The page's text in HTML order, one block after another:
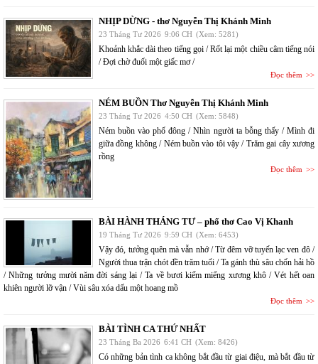
NHỊP DỪNG - thơ Nguyễn Thị Khánh Minh
23 Tháng Tư 2026 9:06 CH (Xem: 5281)
Khoảnh khắc dài theo tiếng gọi / Rốt lại một chiều câm tiếng nói
/ Đợi chờ đuối một giấc mơ /
Đọc thêm
NÉM BUỒN Thơ Nguyễn Thị Khánh Minh
23 Tháng Tư 2026 4:50 CH (Xem: 5848)
Ném buồn vào phố đông / Nhìn người ta bỗng thấy / Mình đi
giữa đồng không / Ném buồn vào tôi vậy / Trăm gai cây xương
rồng
Đọc thêm
BÀI HÀNH THÁNG TƯ – phổ thơ Cao Vị Khanh
19 Tháng Tư 2026 9:59 CH (Xem: 6453)
Vậy đó, tưởng quên mà vẫn nhớ / Từ đêm vỡ tuyến lạc ven đô /
Người thua trận chót đền trăm tuổi / Ta gánh thù sâu chốn hải hồ
/ Những tưởng mười năm đời sáng lại / Ta về bươi kiếm miểng xương khô / Vét hết oan
khiên người lỡ vận / Vùi sâu xóa dấu một hoang mồ
Đọc thêm
BÀI TÌNH CA THỨ NHẤT
23 Tháng Ba 2026 6:41 CH (Xem: 8426)
Có những bản tình ca không bắt đầu từ giai điệu, mà bắt đầu từ